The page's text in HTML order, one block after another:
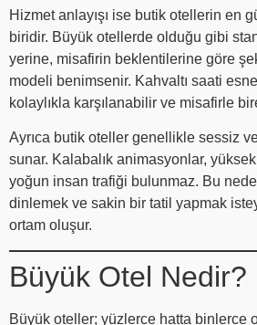
Hizmet anlayışı ise butik otellerin en
biridir. Büyük otellerde olduğu gibi
yerine, misafirin beklentilerine göre
modeli benimsenir. Kahvaltı saati
kolaylıkla karşılanabilir ve misafirle
Ayrıca butik oteller genellikle sessiz
sunar. Kalabalık animasyonlar,
yoğun insan trafiği bulunmaz. Bu
dinlemek ve sakin bir tatil yapmak
ortam oluşur.
Büyük Otel Nedir?
Büyük oteller; yüzlerce hatta binlerce